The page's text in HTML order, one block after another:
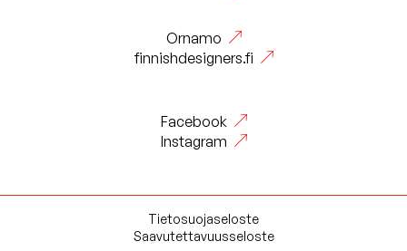
Ornamo
finnishdesigners.fi
Facebook
Instagram
Tietosuojaseloste
Saavutettavuusseloste